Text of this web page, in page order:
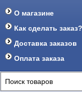
О магазине
Как сделать заказ?
Доставка заказов
Оплата заказа